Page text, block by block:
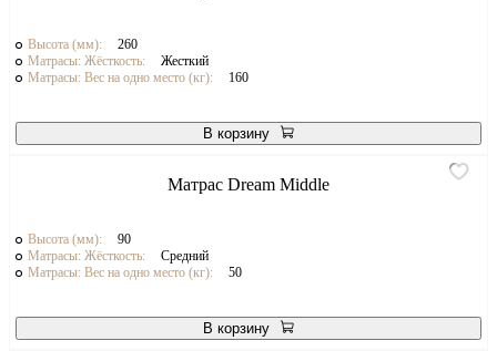
Высота (мм):
260
Матрасы: Жёсткость:
Жесткий
Матрасы: Вес на одно место (кг):
160
В корзину
Матрас Dream Middle
Высота (мм):
90
Матрасы: Жёсткость:
Средний
Матрасы: Вес на одно место (кг):
50
В корзину